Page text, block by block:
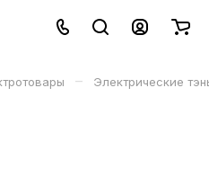
– Электрические